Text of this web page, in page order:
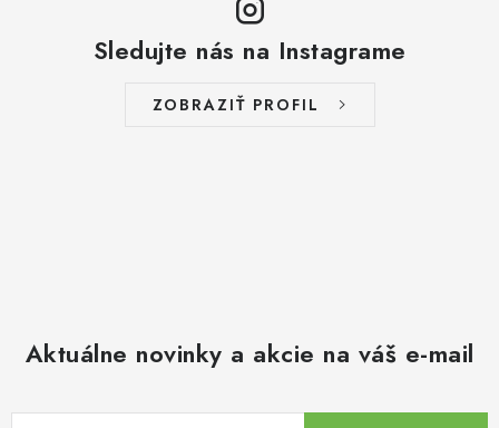
Sledujte nás na Instagrame
ZOBRAZIŤ PROFIL
Aktuálne novinky a akcie na váš e-mail